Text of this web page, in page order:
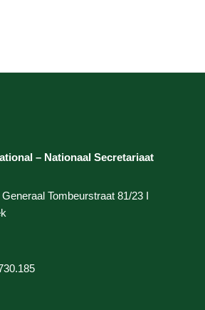
– Nationaal Secretariaat
Tombeurstraat 81/23 I